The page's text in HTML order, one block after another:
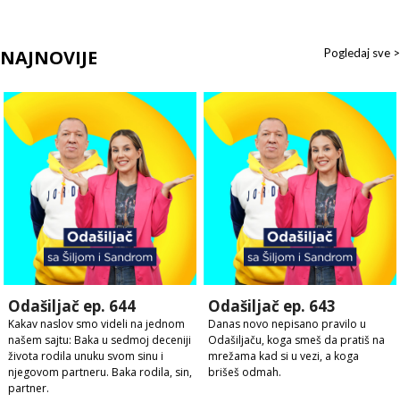
NAJNOVIJE Pogledaj sve >
Odašiljač ep. 644
Kakav naslov smo videli na jednom
našem sajtu: Baka u sedmoj deceniji
života rodila unuku svom sinu i
njegovom partneru. Baka rodila, sin,
partner.
Odašiljač ep. 643
Danas novo nepisano pravilo u
Odašiljaču, koga smeš da pratiš na
mrežama kad si u vezi, a koga
brišeš odmah.